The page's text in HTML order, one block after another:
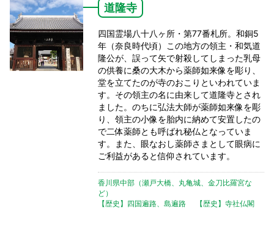
道隆寺
四国霊場八十八ヶ所・第77番札所。和銅5
年（奈良時代頃）この地方の領主・和気道
隆公が、誤って矢で射殺してしまった乳母
の供養に桑の大木から薬師如来像を彫り、
堂を立てたのが寺のおこりといわれていま
す。その領主の名に由来して道隆寺とされ
ました。のちに弘法大師が薬師如来像を彫
り、領主の小像を胎内に納めて安置したの
で二体薬師とも呼ばれ秘仏となっていま
す。また、眼なおし薬師さまとして眼病に
ご利益があると信仰されています。
香川県中部（瀬戸大橋、丸亀城、金刀比羅宮な
ど）
【歴史】四国遍路、島遍路
【歴史】寺社仏閣